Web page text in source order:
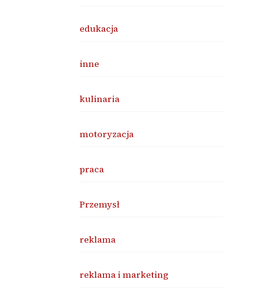
edukacja
inne
kulinaria
motoryzacja
praca
Przemysł
reklama
reklama i marketing